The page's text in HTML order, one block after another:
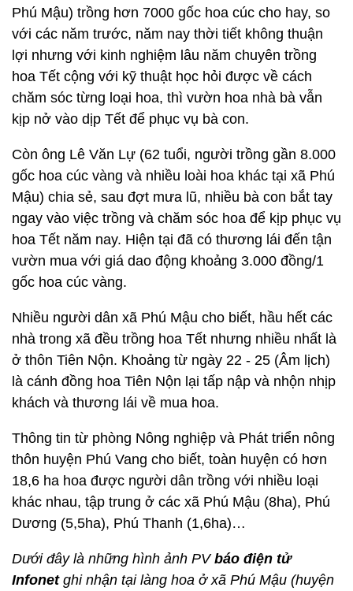
Phú Mậu) trồng hơn 7000 gốc hoa cúc cho hay, so
với các năm trước, năm nay thời tiết không thuận
lợi nhưng với kinh nghiệm lâu năm chuyên trồng
hoa Tết cộng với kỹ thuật học hỏi được về cách
chăm sóc từng loại hoa, thì vườn hoa nhà bà vẫn
kịp nở vào dịp Tết để phục vụ bà con.
Còn ông Lê Văn Lự (62 tuổi, người trồng gần 8.000
gốc hoa cúc vàng và nhiều loài hoa khác tại xã Phú
Mậu) chia sẻ, sau đợt mưa lũ, nhiều bà con bắt tay
ngay vào việc trồng và chăm sóc hoa để kịp phục vụ
hoa Tết năm nay. Hiện tại đã có thương lái đến tận
vườn mua với giá dao động khoảng 3.000 đồng/1
gốc hoa cúc vàng.
Nhiều người dân xã Phú Mậu cho biết, hầu hết các
nhà trong xã đều trồng hoa Tết nhưng nhiều nhất là
ở thôn Tiên Nộn. Khoảng từ ngày 22 - 25 (Âm lịch)
là cánh đồng hoa Tiên Nộn lại tấp nập và nhộn nhịp
khách và thương lái về mua hoa.
Thông tin từ phòng Nông nghiệp và Phát triển nông
thôn huyện Phú Vang cho biết, toàn huyện có hơn
18,6 ha hoa được người dân trồng với nhiều loại
khác nhau, tập trung ở các xã Phú Mậu (8ha), Phú
Dương (5,5ha), Phú Thanh (1,6ha)…
Dưới đây là những hình ảnh PVbáo điện tử
Infonetghi nhận tại làng hoa ở xã Phú Mậu (huyện